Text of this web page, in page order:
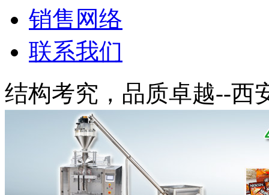
销售网络
联系我们
结构考究，品质卓越--西